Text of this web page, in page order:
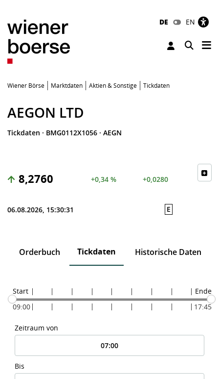
DE EN
Toggle
Wiener Börse Marktdaten Aktien & Sonstige Tickdaten
AEGON LTD
Tickdaten · BMG0112X1056 · AEGN
8,2760 +0,34 % +0,0280
06.08.2026, 15:30:31 E
Orderbuch Tickdaten Historische Daten
Start
09:00
Ende
17:45
Zeitraum von
Bis